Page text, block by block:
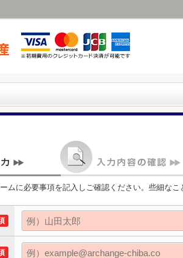
ムに必要事項を記入しご確認ください。些細な